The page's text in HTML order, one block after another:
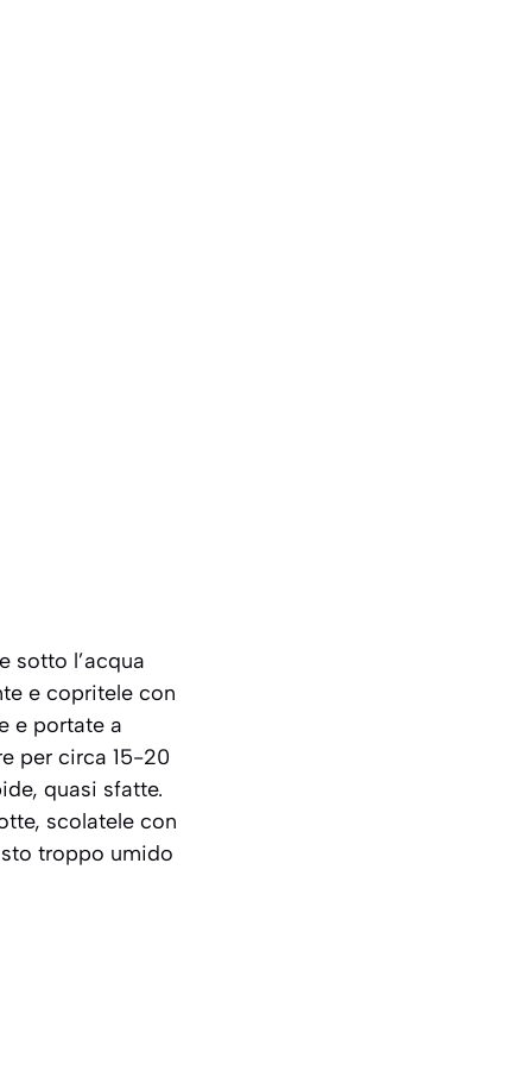
sotto l’acqua
e copritele con
e portate a
per circa 15-20
quasi sfatte.
scolatele con
troppo umido